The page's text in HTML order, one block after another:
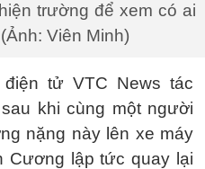
trường để xem có ai
Viên Minh)
tử VTC News tác
khi cùng một người
nặng này lên xe máy
Cương lập tức quay lại